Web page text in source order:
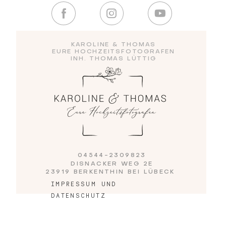
KAROLINE & THOMAS
EURE HOCHZEITSFOTOGRAFEN
INH. THOMAS LÜTTIG
IMPRESSUM UND
DATENSCHUTZ
04544-2309823
DISNACKER WEG 2E
23919 BERKENTHIN BEI LÜBECK
Kontakt
Blog
Impressum